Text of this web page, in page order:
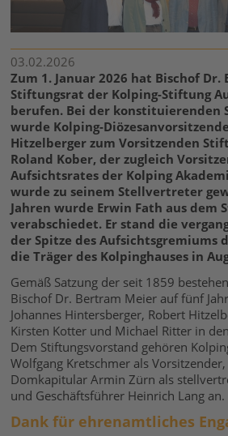
03.02.2026
Zum 1. Januar 2026 hat Bischof
Stiftungsrat der Kolping-Stiftung
berufen. Bei der konstituierenden
wurde Kolping-
Hitzelberger zum Vorsitzenden
Roland Kober, der zugleich
Aufsichtsrates der Kolping
wurde zu seinem Stellvertreter
Jahren wurde Erwin Fath aus dem
verabschiedet. Er stand die
der Spitze des Aufsichtsgremiums
die Träger des Kolpinghauses in
Gemäß Satzung der seit 1859
Bischof Dr. Bertram Meier auf fünf
Johannes Hintersberger, Robert
Kirsten Kotter und Michael Ritter in
Dem Stiftungsvorstand gehören
Wolfgang Kretschmer als
Domkapitular Armin Zürn als
und Geschäftsführer Heinrich Lang an.
Dank für ehrenamtliches